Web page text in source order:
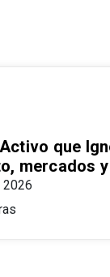
que
mercados
2026